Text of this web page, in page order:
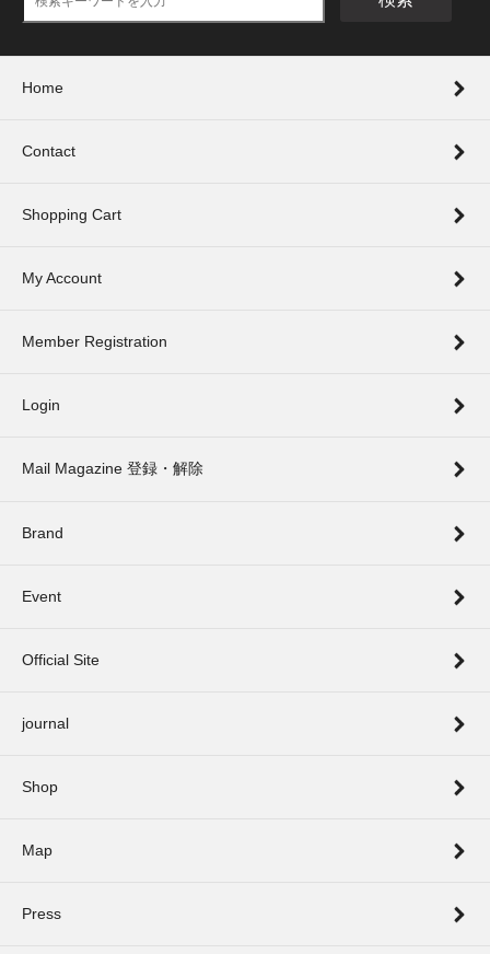
Home
Contact
Shopping Cart
My Account
Member Registration
Login
Mail Magazine 登録・解除
Brand
Event
Official Site
journal
Shop
Map
Press